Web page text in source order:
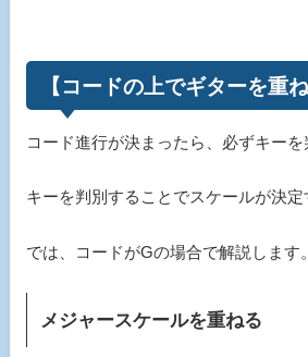
【コードの上でギターを重
コード進行が決まったら、必ずキーを
キーを判別することでスケールが決定
では、コードがGの場合で解説します。
メジャースケールを重ねる